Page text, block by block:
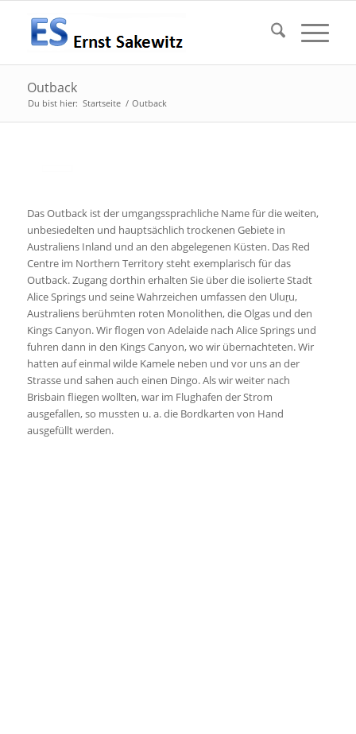
Outback
Du bist hier: Startseite / Outback
Das Outback ist der umgangssprachliche Name für die weiten,
unbesiedelten und hauptsächlich trockenen Gebiete in
Australiens Inland und an den abgelegenen Küsten. Das Red
Centre im Northern Territory steht exemplarisch für das
Outback. Zugang dorthin erhalten Sie über die isolierte Stadt
Alice Springs und seine Wahrzeichen umfassen den Uluṟu,
Australiens berühmten roten Monolithen, die Olgas und den
Kings Canyon. Wir flogen von Adelaide nach Alice Springs und
fuhren dann in den Kings Canyon, wo wir übernachteten. Wir
hatten auf einmal wilde Kamele neben und vor uns an der
Strasse und sahen auch einen Dingo. Als wir weiter nach
Brisbain fliegen wollten, war im Flughafen der Strom
ausgefallen, so mussten u. a. die Bordkarten von Hand
ausgefüllt werden.